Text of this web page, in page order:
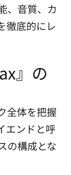
、音質、カ
徹底的にレ
』の
全体を把握
エンドと呼
の構成とな